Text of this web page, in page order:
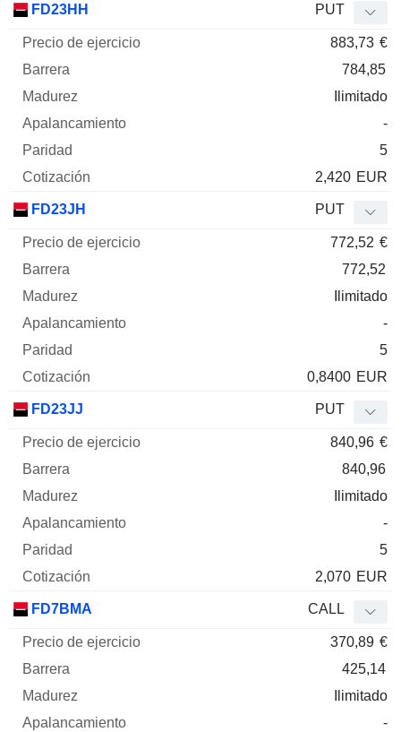
FD23HH PUT
883,73 €
784,85
Ilimitado
-
5
2,420 EUR
FD23JH PUT
772,52 €
772,52
Ilimitado
-
5
0,8400 EUR
FD23JJ PUT
840,96 €
840,96
Ilimitado
-
5
2,070 EUR
FD7BMA CALL
370,89 €
425,14
Ilimitado
-